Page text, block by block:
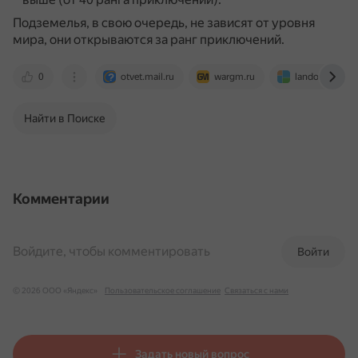
Подземелья, в свою очередь, не зависят от уровня
мира, они открываются за ранг приключений.
0 otvet.mail.ru wargm.ru
Найти в Поиске
Комментарии
Войти
Войдите, чтобы комментировать
© 2026 ООО «Яндекс» Пользовательское соглашение Связаться с нами
Задать новый вопрос